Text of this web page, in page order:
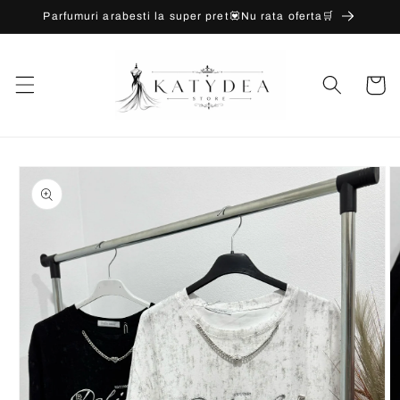
Salt la
conținut
Parfumuri arabesti la super pret💟Nu rata oferta🛒
Coș
despre
produs